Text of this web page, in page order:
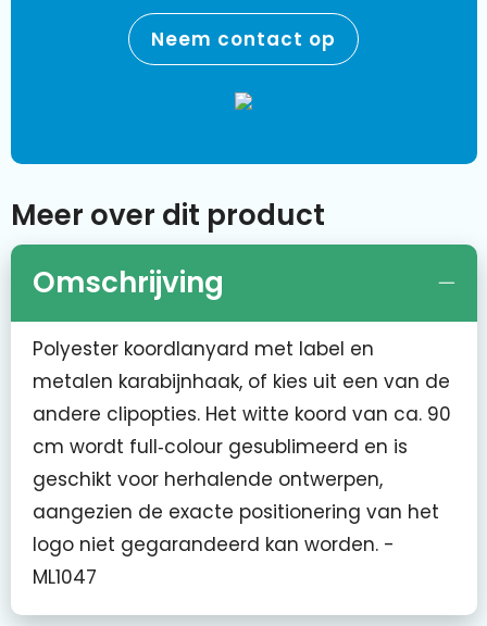
Neem contact op
Meer over dit product
Omschrijving
Polyester koordlanyard met label en
metalen karabijnhaak, of kies uit een van de
andere clipopties. Het witte koord van ca. 90
cm wordt full‑colour gesublimeerd en is
geschikt voor herhalende ontwerpen,
aangezien de exacte positionering van het
logo niet gegarandeerd kan worden. -
ML1047